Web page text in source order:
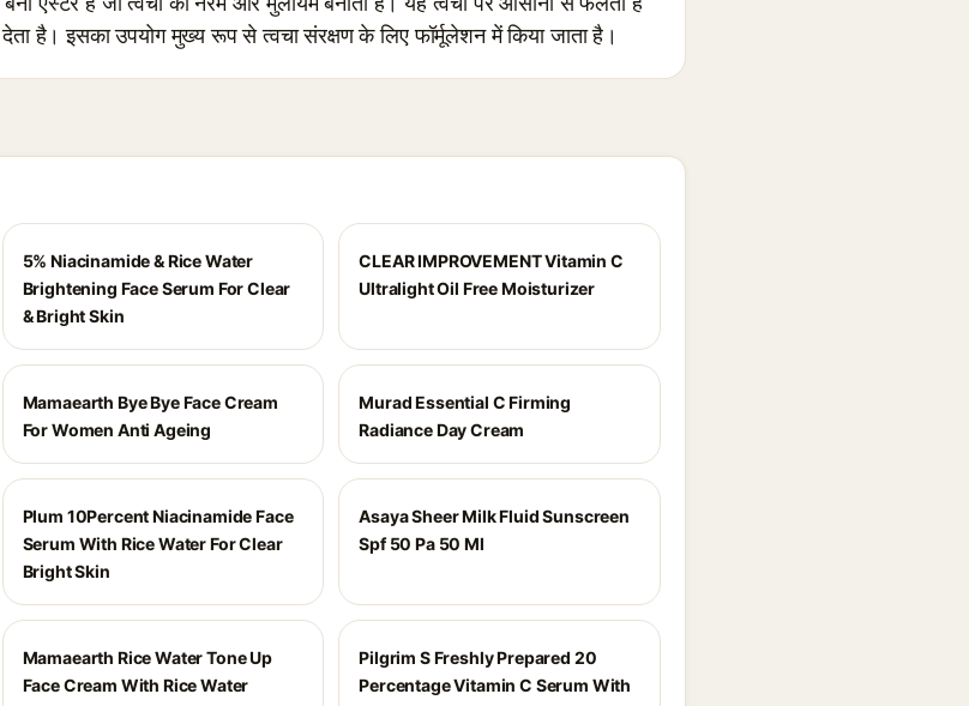
है। इसका उपयोग मुख्य रूप से त्वचा संरक्षण के लिए फॉर्मूलेशन में किया जाता है।
5% Niacinamide & Rice Water
Brightening Face Serum For Clear
& Bright Skin
CLEAR IMPROVEMENT Vitamin C
Ultralight Oil Free Moisturizer
Mamaearth Bye Bye Face Cream
For Women Anti Ageing
Murad Essential C Firming
Radiance Day Cream
Plum 10Percent Niacinamide Face
Serum With Rice Water For Clear
Bright Skin
Asaya Sheer Milk Fluid Sunscreen
Spf 50 Pa 50 Ml
Mamaearth Rice Water Tone Up
Face Cream With Rice Water
Pilgrim S Freshly Prepared 20
Percentage Vitamin C Serum With